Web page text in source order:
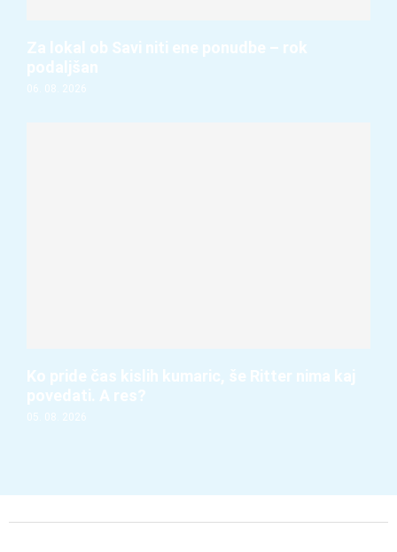
Za lokal ob Savi niti ene ponudbe – rok
podaljšan
06. 08. 2026
Ko pride čas kislih kumaric, še Ritter nima kaj
povedati. A res?
05. 08. 2026